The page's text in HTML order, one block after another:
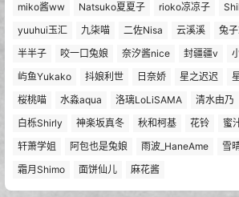
miko酱ww
Natsuko夏夏子 rioko凉凉子
yuuhui玉汇
九柒喵 二佐Nisa 云溪溪
兔
半半子
咬一口兔娘 奈汐酱nice 封疆疆v
屿鱼Yukako
抖娘利世 日奈娇 星之迟迟
桜桃喵
水淼aqua 洛璃LoLiSAMA 清水由乃
白栎Shirly
神楽坂真冬 秋和柯基 花铃 蜜
轩萧学姐
阿包也是兔娘 雨波_HaneAme 雪
霜月Shimo
面饼仙儿 麻花酱